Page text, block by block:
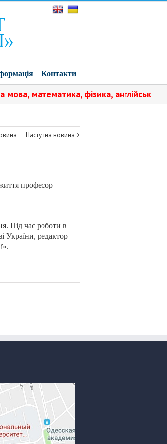
Контакти
математика, фізика,
Наступна новина
професор
Під час роботи в
України, редактор